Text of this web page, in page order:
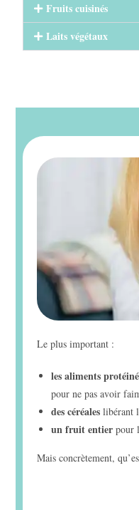
Fruits cuisinés
Laits végétaux
Le plus important :
les aliments
pour ne pas avoir
des céréales libérant
un fruit entier pour
Mais concrètement,